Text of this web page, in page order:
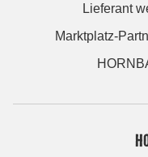
Lieferant
Marktplatz-